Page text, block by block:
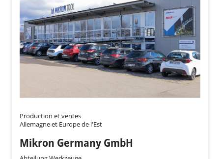
Production et ventes
Allemagne et Europe de l'Est
Mikron Germany GmbH